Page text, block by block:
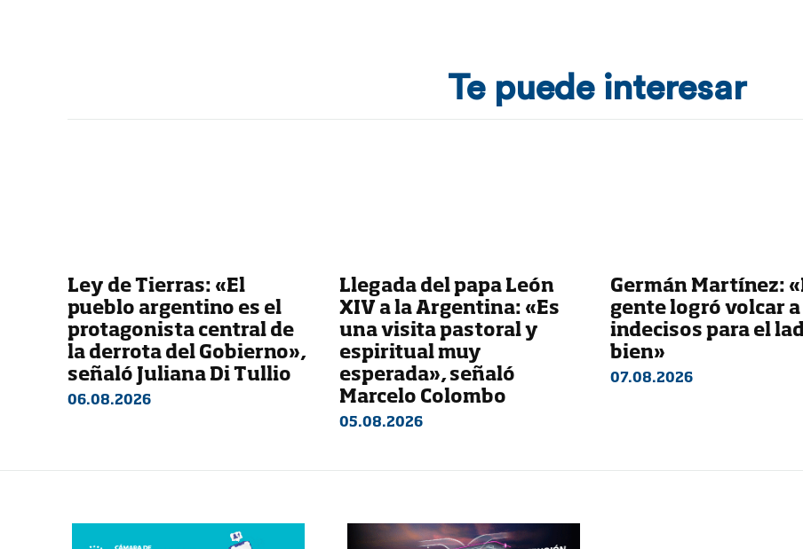
Te puede interesar
Ley de Tierras: «El
pueblo argentino es el
protagonista central de
la derrota del Gobierno»,
señaló Juliana Di Tullio
06.08.2026
Llegada del papa León
XIV a la Argentina: «Es
una visita pastoral y
espiritual muy
esperada», señaló
Marcelo Colombo
05.08.2026
Germán Martínez:
gente logró volcar a
indecisos para el
bien»
07.08.2026